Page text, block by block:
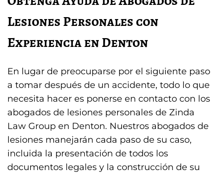
Lesiones Personales con
Experiencia en Denton
En lugar de preocuparse por el siguiente paso
a tomar después de un accidente, todo lo que
necesita hacer es ponerse en contacto con los
abogados de lesiones personales de Zinda
Law Group en Denton. Nuestros abogados de
lesiones manejarán cada paso de su caso,
incluida la presentación de todos los
documentos legales y la construcción de su